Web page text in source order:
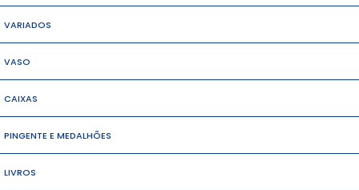
VARIADOS
VASO
CAIXAS
PINGENTE E MEDALHÕES
LIVROS